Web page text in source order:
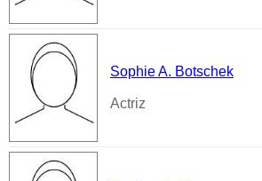
Sophie A. Botschek
Actriz